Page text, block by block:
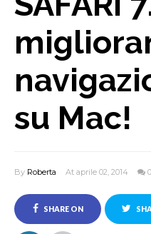
su Mac!
By Roberta At aprile 02, 2014 0
SHARE ON